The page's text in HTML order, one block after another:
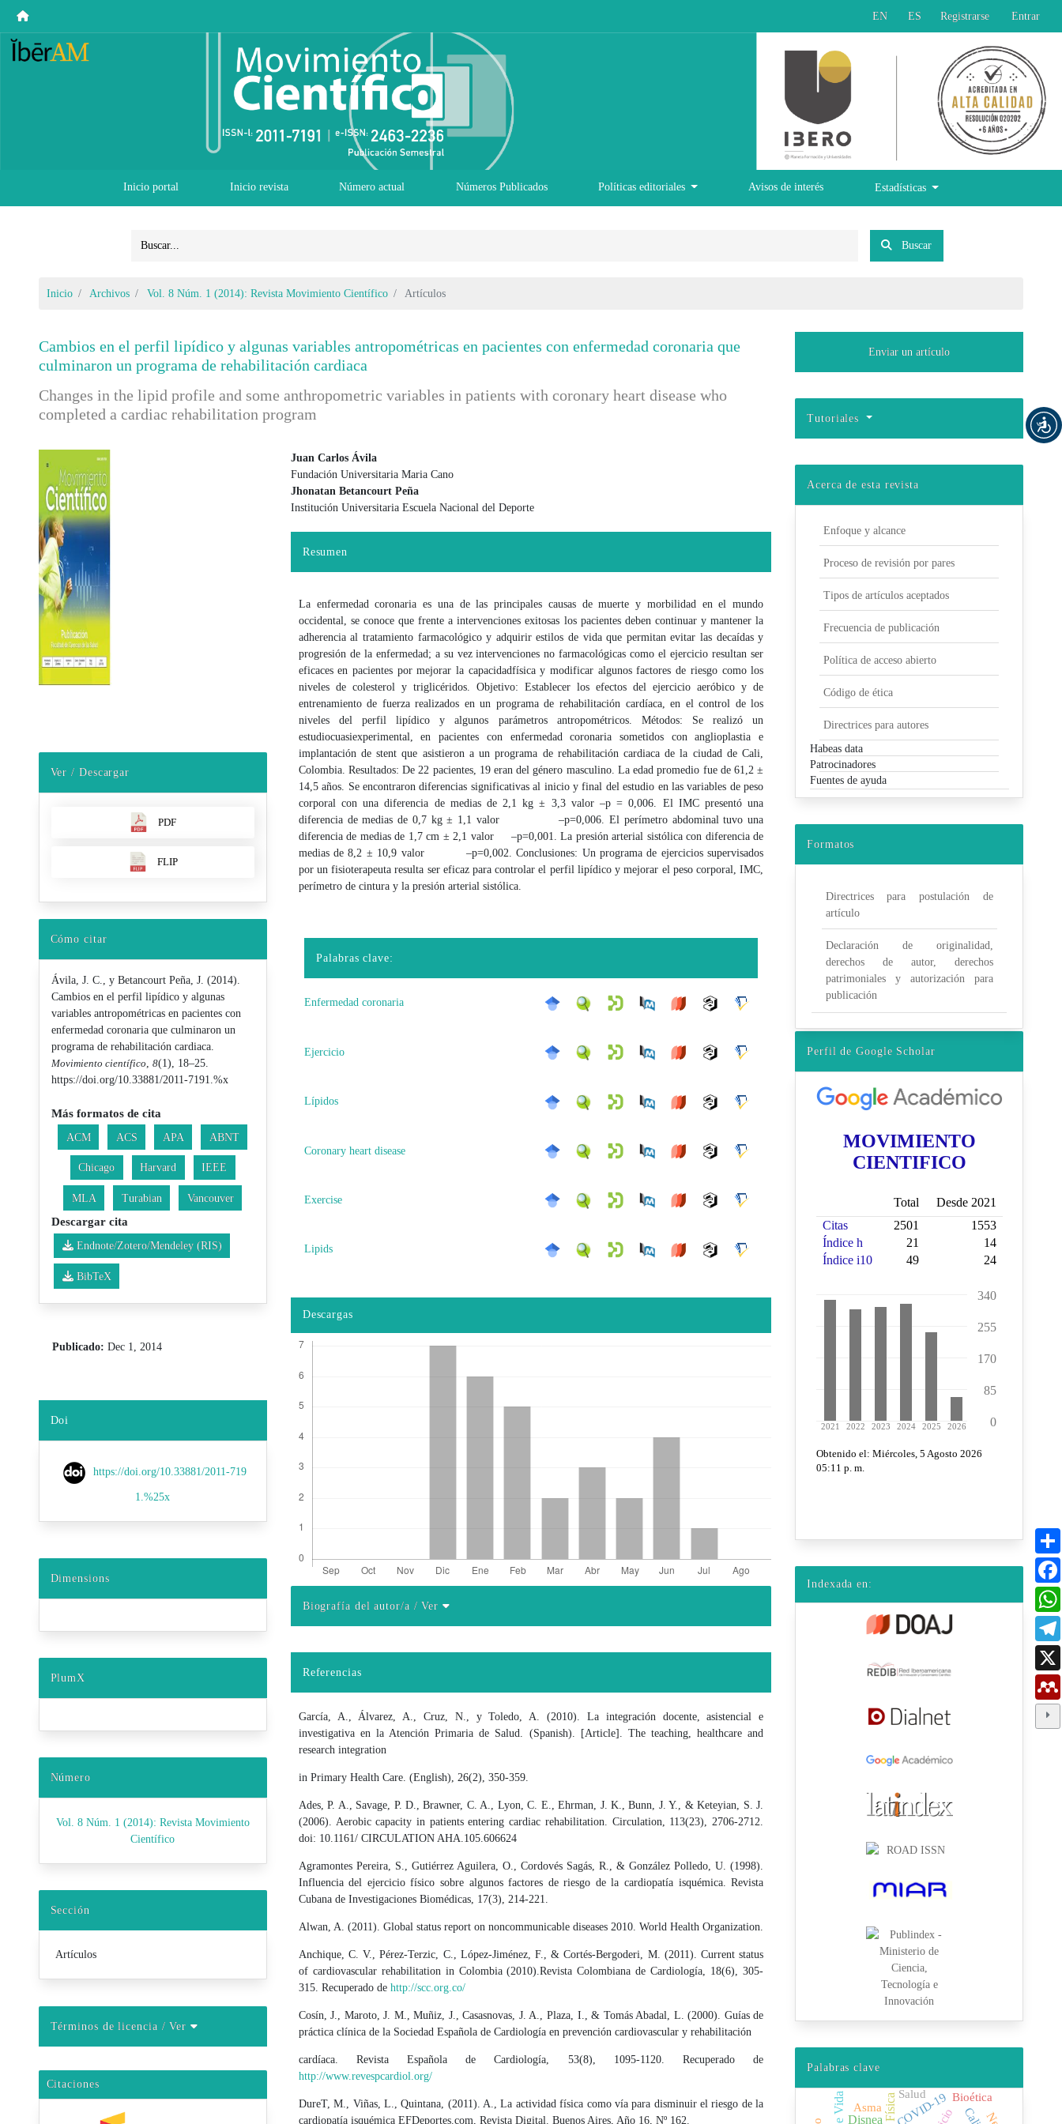
EN ES Registrarse Entrar
Inicio portal Inicio revista Número actual Números Publicados Políticas editoriales Avisos de interés Estadísticas
Buscar
Inicio Archivos Vol. 8 Núm. 1 (2014): Revista Movimiento Científico Artículos
Cambios en el perfil lipídico y algunas variables antropométricas en pacientes con enfermedad coronaria que
culminaron un programa de rehabilitación cardiaca
Changes in the lipid profile and some anthropometric variables in patients with coronary heart disease who
completed a cardiac rehabilitation program
Barra lateral del artículo
Ver / Descargar
PDF
FLIP
Cómo citar
Ávila, J. C., y Betancourt Peña, J. (2014).
Cambios en el perfil lipídico y algunas
variables antropométricas en pacientes con
enfermedad coronaria que culminaron un
programa de rehabilitación cardiaca.
Movimiento científico 8(1), 18–25.
https://doi.org/10.33881/2011-7191.%x
Más formatos de cita
ACM ACS APA ABNT
Chicago Harvard IEEE
MLA Turabian Vancouver
Descargar cita
Endnote/Zotero/Mendeley (RIS)
BibTeX
Publicado: Dec 1, 2014
Doi
https://doi.org/10.33881/2011-719
1.%25x
Dimensions
PlumX
Número
Vol. 8 Núm. 1 (2014): Revista Movimiento
Científico
Sección
Artículos
Términos de licencia / Ver
Citaciones
Contenido principal del artículo
Juan Carlos Ávila
Fundación Universitaria Maria Cano
Jhonatan Betancourt Peña
Institución Universitaria Escuela Nacional del Deporte
Resumen
La enfermedad coronaria es una de las principales causas de muerte y morbilidad en el mundo
occidental, se conoce que frente a intervenciones exitosas los pacientes deben continuar y mantener la
adherencia al tratamiento farmacológico y adquirir estilos de vida que permitan evitar las decaídas y
progresión de la enfermedad; a su vez intervenciones no farmacológicas como el ejercicio resultan ser
eficaces en pacientes por mejorar la capacidadfísica y modificar algunos factores de riesgo como los
niveles de colesterol y triglicéridos. Objetivo: Establecer los efectos del ejercicio aeróbico y de
entrenamiento de fuerza realizados en un programa de rehabilitación cardíaca, en el control de los
niveles del perfil lipídico y algunos parámetros antropométricos. Métodos: Se realizó un
estudiocuasiexperimental, en pacientes con enfermedad coronaria sometidos con anglioplastia e
implantación de stent que asistieron a un programa de rehabilitación cardiaca de la ciudad de Cali,
Colombia. Resultados: De 22 pacientes, 19 eran del género masculino. La edad promedio fue de 61,2 ±
14,5 años. Se encontraron diferencias significativas al inicio y final del estudio en las variables de peso
corporal con una diferencia de medias de 2,1 kg ± 3,3 valor –p = 0,006. El IMC presentó una
diferencia de medias de 0,7 kg ± 1,1 valor –p=0,006. El perímetro abdominal tuvo una
diferencia de medias de 1,7 cm ± 2,1 valor –p=0,001. La presión arterial sistólica con diferencia de
medias de 8,2 ± 10,9 valor –p=0,002. Conclusiones: Un programa de ejercicios supervisados
por un fisioterapeuta resulta ser eficaz para controlar el perfil lipídico y mejorar el peso corporal, IMC,
perímetro de cintura y la presión arterial sistólica.
Palabras clave:
Enfermedad coronaria
Ejercicio
Lípidos
Coronary heart disease
Exercise
Lipids
Descargas
Biografía del autor/a / Ver
Referencias
García, A., Álvarez, A., Cruz, N., y Toledo, A. (2010). La integración docente, asistencial e
investigativa en la Atención Primaria de Salud. (Spanish). [Article]. The teaching, healthcare and
research integration
in Primary Health Care. (English), 26(2), 350-359.
Ades, P. A., Savage, P. D., Brawner, C. A., Lyon, C. E., Ehrman, J. K., Bunn, J. Y., & Keteyian, S. J.
(2006). Aerobic capacity in patients entering cardiac rehabilitation. Circulation, 113(23), 2706-2712.
doi: 10.1161/ CIRCULATION AHA.105.606624
Agramontes Pereira, S., Gutiérrez Aguilera, O., Cordovés Sagás, R., & González Polledo, U. (1998).
Influencia del ejercicio físico sobre algunos factores de riesgo de la cardiopatía isquémica. Revista
Cubana de Investigaciones Biomédicas, 17(3), 214-221.
Alwan, A. (2011). Global status report on noncommunicable diseases 2010. World Health Organization.
Anchique, C. V., Pérez-Terzic, C., López-Jiménez, F., & Cortés-Bergoderi, M. (2011). Current status
of cardiovascular rehabilitation in Colombia (2010).Revista Colombiana de Cardiología, 18(6), 305-
315. Recuperado de http://scc.org.co/
Cosín, J., Maroto, J. M., Muñiz, J., Casasnovas, J. A., Plaza, I., & Tomás Abadal, L. (2000). Guías de
práctica clínica de la Sociedad Española de Cardiología en prevención cardiovascular y rehabilitación
cardíaca. Revista Española de Cardiología, 53(8), 1095-1120. Recuperado de
http://www.revespcardiol.org/
DureT, M., Viñas, L., Quintana, (2011). A., La actividad física como vía para disminuir el riesgo de la
cardiopatía isquémica EFDeportes.com, Revista Digital. Buenos Aires, Año 16, Nº 162.
Enviar un artículo
Tutoriales
Acerca de esta revista
Enfoque y alcance
Proceso de revisión por pares
Tipos de artículos aceptados
Frecuencia de publicación
Política de acceso abierto
Código de ética
Directrices para autores
Habeas data
Patrocinadores
Fuentes de ayuda
Formatos
Directrices para postulación de
artículo
Declaración de originalidad,
derechos de autor, derechos
patrimoniales y autorización para
publicación
Perfil de Google Scholar
Indexada en:
Palabras clave
Disnea COVID-19 Bioética
Salud
Asma